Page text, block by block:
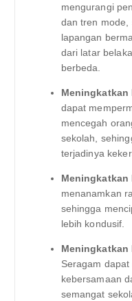
mengurangi
dan tren mode,
lapangan
dari latar
berbeda.
Meningkatkan
dapat
mencegah
sekolah,
terjadinya
menanamkan
sehingga
lebih kondusif.
Meningkatkan
Seragam
kebersamaan
semangat